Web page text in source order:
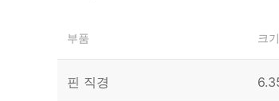
부품 크기
핀 직경